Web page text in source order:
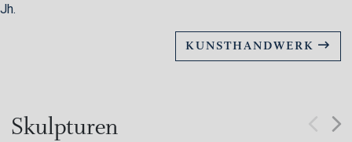
Jh.
KUNSTHANDWERK
Skulpturen